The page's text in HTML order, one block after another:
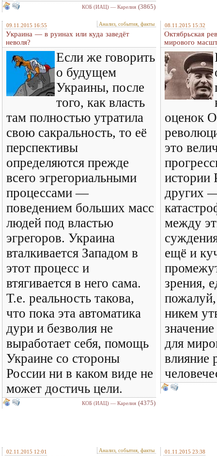
КОБ (ИАЦ) — Карелия (3865)
09.11.2015 16:55 Анализ, события, факты
Украина — в руинах или куда заведёт
неволя?
Если же говорить
о будущем
Украины, после
того, как власть
там полностью утратила
свою сакральность, то её
перспективы
определяются прежде
всего эгрегориальными
процессами —
поведением больших масс
людей под властью
эгрегоров. Украина
вталкивается Западом в
этот процесс и
втягивается в него сама.
Т.е. реальность такова,
что пока эта автоматика
дури и безволия не
выработает себя, помощь
Украине со стороны
России ни в каком виде не
может достичь цели.
КОБ (ИАЦ) — Карелия (4375)
08.11.2015 15:32
Октябрьская
мирового
оценок
это
истории
других
между
ещё и
зрения,
никем
для
влияние
02.11.2015 12:01 Анализ, события, факты 01.11.2015 23:38